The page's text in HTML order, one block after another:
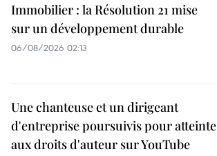
Immobilier : la Résolution 21 mise
sur un développement durable
06/08/2026 02:13
Une chanteuse et un dirigeant
d'entreprise poursuivis pour atteinte
aux droits d'auteur sur YouTube